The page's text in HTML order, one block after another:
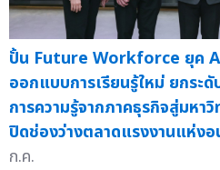
ปั้น Future Workforce ยุค
ออกแบบการเรียนรู้ใหม่ ยกระ
การความรู้จากภาคธุรกิจสู่มห
ปิดช่องว่างตลาดแรงงานแห่ง
ก.ค.